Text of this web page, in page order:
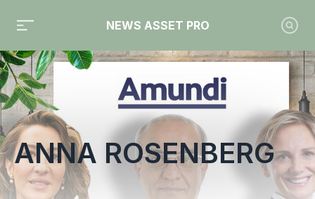
NEWS ASSET PRO
Toute l'actualité sur le tag "Anna Rosenberg"
ANNA ROSENBERG